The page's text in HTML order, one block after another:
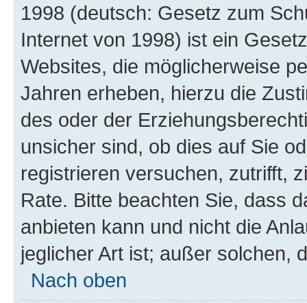
1998 (deutsch: Gesetz zum
Internet von 1998) ist ein
Websites, die möglicherweise
Jahren erheben, hierzu die
des oder der
unsicher sind, ob dies auf Sie
registrieren versuchen, zutrifft,
Rate. Bitte beachten Sie, dass
anbieten kann und nicht die
jeglicher Art ist; außer solchen,
Nach oben